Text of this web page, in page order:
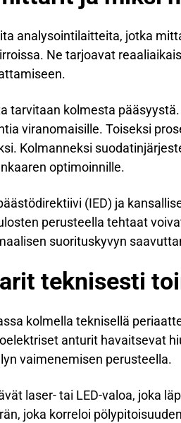
analysointilaitteita, jotka
Ne tarjoavat
tarvitaan kolmesta
viranomaisille. Toiseksi
Kolmanneksi
optimoinnille.
(IED) ja
perusteella tehtaat
suorituskyvyn
teknisesti
kolmella teknisellä
anturit havaitsevat
vaimenemisen perusteella.
laser- tai LED-valoa, joka
joka korreloi